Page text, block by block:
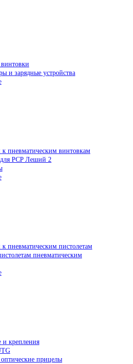
и зарядные устройства
к пневматическим винтовкам
PCP Леший 2
к пневматическим пистолетам
пневматическим
и крепления
прицелы